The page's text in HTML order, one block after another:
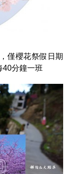
僅櫻花祭假日期
40分鐘一班